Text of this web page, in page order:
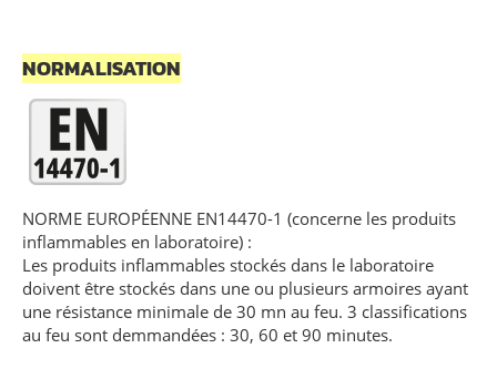
NORMALISATION
NORME EUROPÉENNE EN14470-1 (concerne les produits
inflammables en laboratoire) :
Les produits inflammables stockés dans le laboratoire
doivent être stockés dans une ou plusieurs armoires ayant
une résistance minimale de 30 mn au feu. 3 classifications
au feu sont demmandées : 30, 60 et 90 minutes.